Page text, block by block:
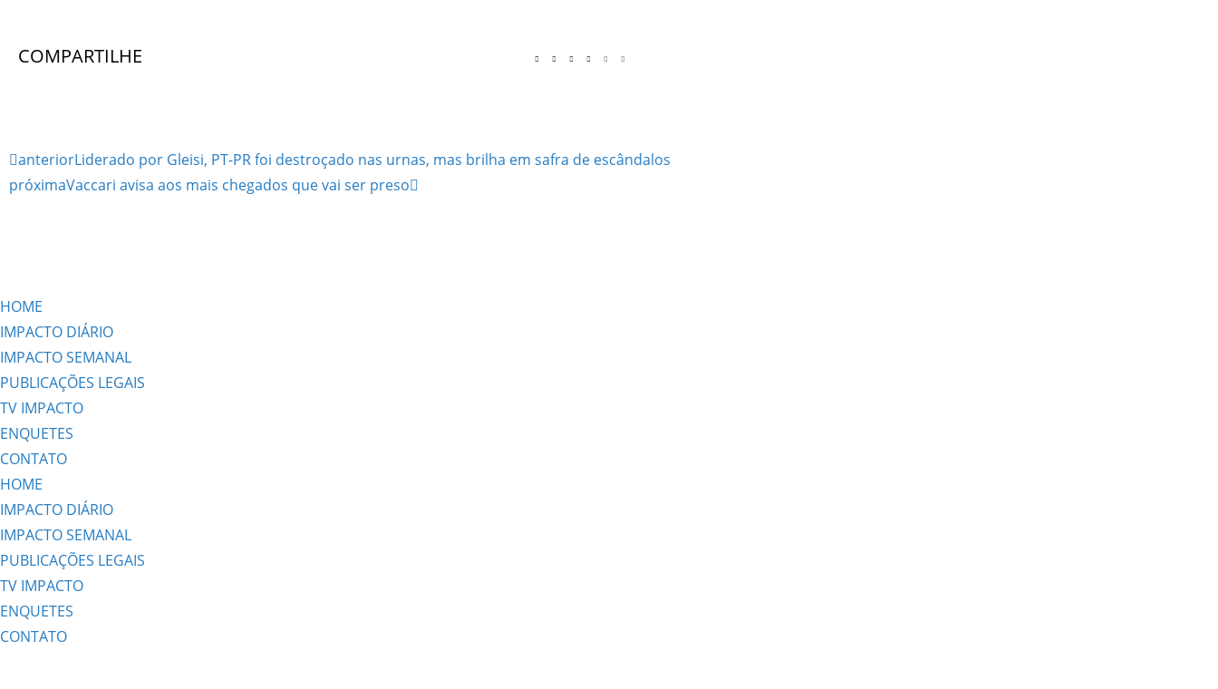
COMPARTILHE
anteriorLiderado por Gleisi, PT-PR foi destroçado nas urnas, mas brilha em safra de escândalos
próximaVaccari avisa aos mais chegados que vai ser preso
HOME
IMPACTO DIÁRIO
IMPACTO SEMANAL
PUBLICAÇÕES LEGAIS
TV IMPACTO
ENQUETES
CONTATO
HOME
IMPACTO DIÁRIO
IMPACTO SEMANAL
PUBLICAÇÕES LEGAIS
TV IMPACTO
ENQUETES
CONTATO